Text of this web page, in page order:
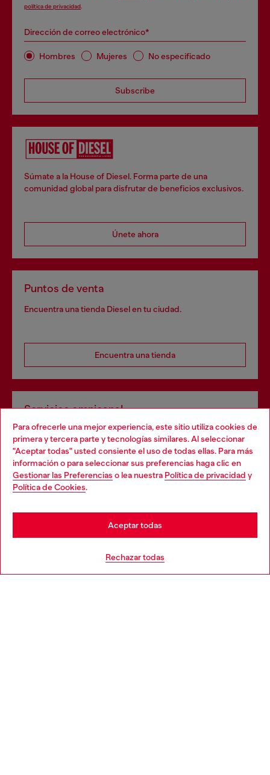
Para ofrecerle una mejor experiencia, este sitio utiliza cookies de
primera y tercera parte y tecnologías similares. Al seleccionar
"Aceptar todas" usted consiente el uso de todas ellas. Para más
información o para seleccionar sus preferencias haga clic en
Gestionar las Preferencias o lea nuestra Política de privacidad y
Política de Cookies.
Rechazar todas
Aceptar todas
política de privacidad.
Dirección de correo electrónico*
Hombres Mujeres No especificado
Subscribe
Súmate a la House of Diesel. Forma parte de una
comunidad global para disfrutar de beneficios exclusivos.
Únete ahora
Puntos de venta
Encuentra una tienda Diesel en tu ciudad.
Encuentra una tienda
Servicios omnicanal
Descubre todos nuestros servicios, tanto en línea como
en la tienda.
Choose your location
You are currently browsing España website, but it seems you
may be based in United States